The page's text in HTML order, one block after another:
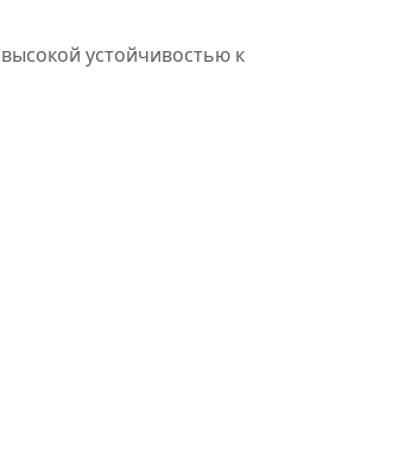
устойчивостью к